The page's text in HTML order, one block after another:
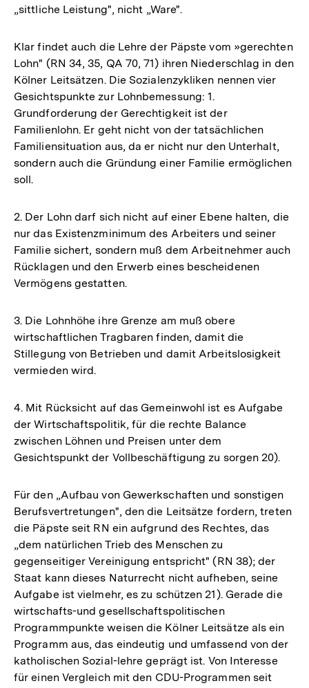
„sittliche Leistung", nicht „Ware".
Klar findet auch die Lehre der Päpste vom »gerechten
Lohn" (RN 34, 35, QA 70, 71) ihren Niederschlag in den
Kölner Leitsätzen. Die Sozialenzykliken nennen vier
Gesichtspunkte zur Lohnbemessung: 1.
Grundforderung der Gerechtigkeit ist der
Familienlohn. Er geht nicht von der tatsächlichen
Familiensituation aus, da er nicht nur den Unterhalt,
sondern auch die Gründung einer Familie ermöglichen
soll.
2. Der Lohn darf sich nicht auf einer Ebene halten, die
nur das Existenzminimum des Arbeiters und seiner
Familie sichert, sondern muß dem Arbeitnehmer auch
Rücklagen und den Erwerb eines bescheidenen
Vermögens gestatten.
3. Die Lohnhöhe ihre Grenze am muß obere
wirtschaftlichen Tragbaren finden, damit die
Stillegung von Betrieben und damit Arbeitslosigkeit
vermieden wird.
4. Mit Rücksicht auf das Gemeinwohl ist es Aufgabe
der Wirtschaftspolitik, für die rechte Balance
zwischen Löhnen und Preisen unter dem
Gesichtspunkt der Vollbeschäftigung zu sorgen 20).
Für den „Aufbau von Gewerkschaften und sonstigen
Berufsvertretungen", den die Leitsätze fordern, treten
die Päpste seit RN ein aufgrund des Rechtes, das
„dem natürlichen Trieb des Menschen zu
gegenseitiger Vereinigung entspricht" (RN 38); der
Staat kann dieses Naturrecht nicht aufheben, seine
Aufgabe ist vielmehr, es zu schützen 21). Gerade die
wirtschafts-und gesellschaftspolitischen
Programmpunkte weisen die Kölner Leitsätze als ein
Programm aus, das eindeutig und umfassend von der
katholischen Sozial-lehre geprägt ist. Von Interesse
für einen Vergleich mit den CDU-Programmen seit